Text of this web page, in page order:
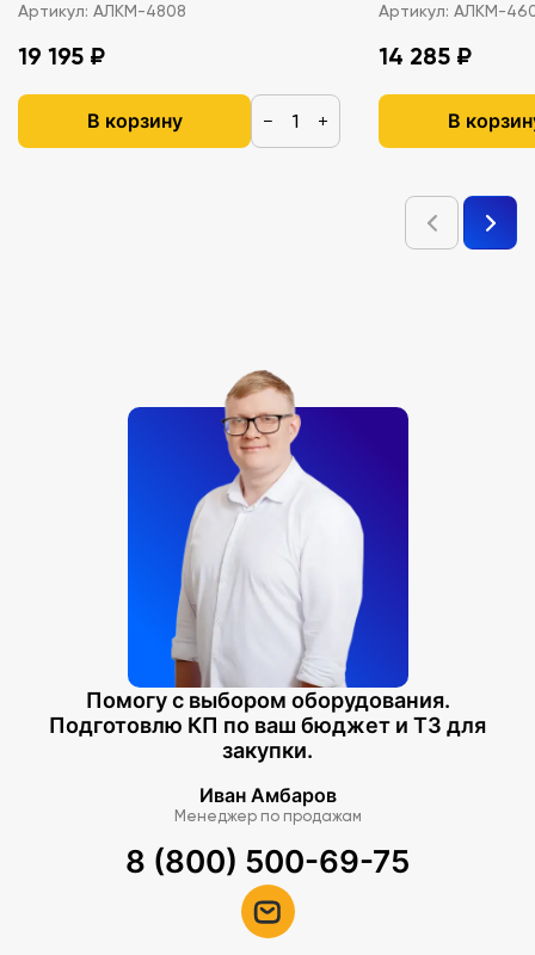
Артикул: АЛКМ-4808
19 195 ₽
В корзину − +
Артикул: АЛКМ-
14 285 ₽
В
Помогу с выбором оборудования.
Подготовлю КП по ваш бюджет и ТЗ для
закупки.
Иван Амбаров
Менеджер по продажам
8 (800) 500-69-75